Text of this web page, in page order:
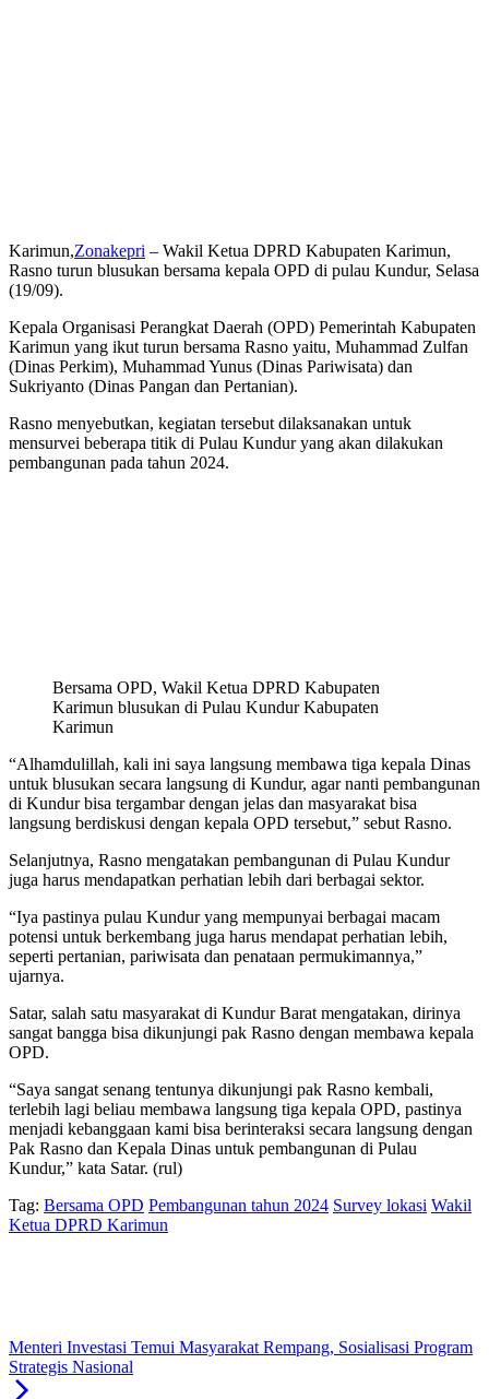
Karimun,Zonakepri – Wakil Ketua DPRD Kabupaten Karimun,
Rasno turun blusukan bersama kepala OPD di pulau Kundur, Selasa
(19/09).
Kepala Organisasi Perangkat Daerah (OPD) Pemerintah Kabupaten
Karimun yang ikut turun bersama Rasno yaitu, Muhammad Zulfan
(Dinas Perkim), Muhammad Yunus (Dinas Pariwisata) dan
Sukriyanto (Dinas Pangan dan Pertanian).
Rasno menyebutkan, kegiatan tersebut dilaksanakan untuk
mensurvei beberapa titik di Pulau Kundur yang akan dilakukan
pembangunan pada tahun 2024.
Bersama OPD, Wakil Ketua DPRD Kabupaten
Karimun blusukan di Pulau Kundur Kabupaten
Karimun
“Alhamdulillah, kali ini saya langsung membawa tiga kepala Dinas
untuk blusukan secara langsung di Kundur, agar nanti pembangunan
di Kundur bisa tergambar dengan jelas dan masyarakat bisa
langsung berdiskusi dengan kepala OPD tersebut,” sebut Rasno.
Selanjutnya, Rasno mengatakan pembangunan di Pulau Kundur
juga harus mendapatkan perhatian lebih dari berbagai sektor.
“Iya pastinya pulau Kundur yang mempunyai berbagai macam
potensi untuk berkembang juga harus mendapat perhatian lebih,
seperti pertanian, pariwisata dan penataan permukimannya,”
ujarnya.
Satar, salah satu masyarakat di Kundur Barat mengatakan, dirinya
sangat bangga bisa dikunjungi pak Rasno dengan membawa kepala
OPD.
“Saya sangat senang tentunya dikunjungi pak Rasno kembali,
terlebih lagi beliau membawa langsung tiga kepala OPD, pastinya
menjadi kebanggaan kami bisa berinteraksi secara langsung dengan
Pak Rasno dan Kepala Dinas untuk pembangunan di Pulau
Kundur,” kata Satar. (rul)
Tag: Bersama OPD Pembangunan tahun 2024 Survey lokasi Wakil
Ketua DPRD Karimun
Menteri Investasi Temui Masyarakat Rempang, Sosialisasi Program
Strategis Nasional